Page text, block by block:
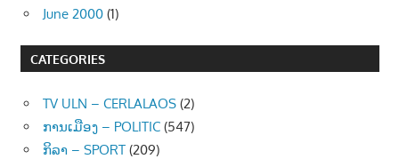
June 2000 (1)
CATEGORIES
TV ULN – CERLALAOS (2)
ການເມືອງ – POLITIC (547)
ກິລາ – SPORT (209)